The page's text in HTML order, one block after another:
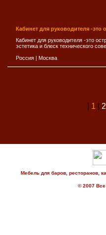
Кабинет для руководителя -это
Кабинет для руководителя -это
эстетика и блеск технического
Россия
Москва
1 2
Мебель для баров, ресторанов,
© 2007